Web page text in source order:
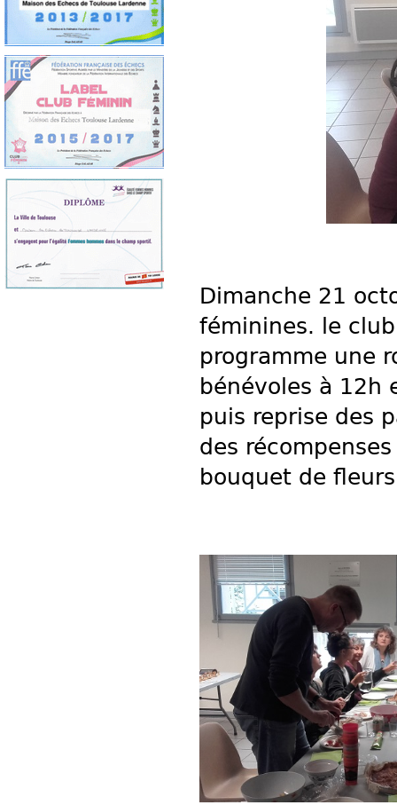
Dimanche 21
féminines. le
programme une
bénévoles à 12h
puis reprise des
des
bouquet de